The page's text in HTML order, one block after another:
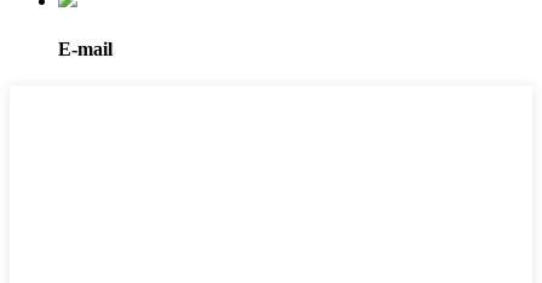
E-mail